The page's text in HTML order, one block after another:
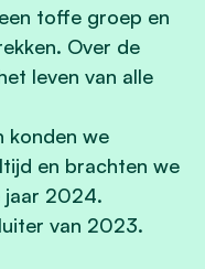
toffe groep en
Over de
leven van alle
konden we
en brachten we
jaar 2024.
van 2023.